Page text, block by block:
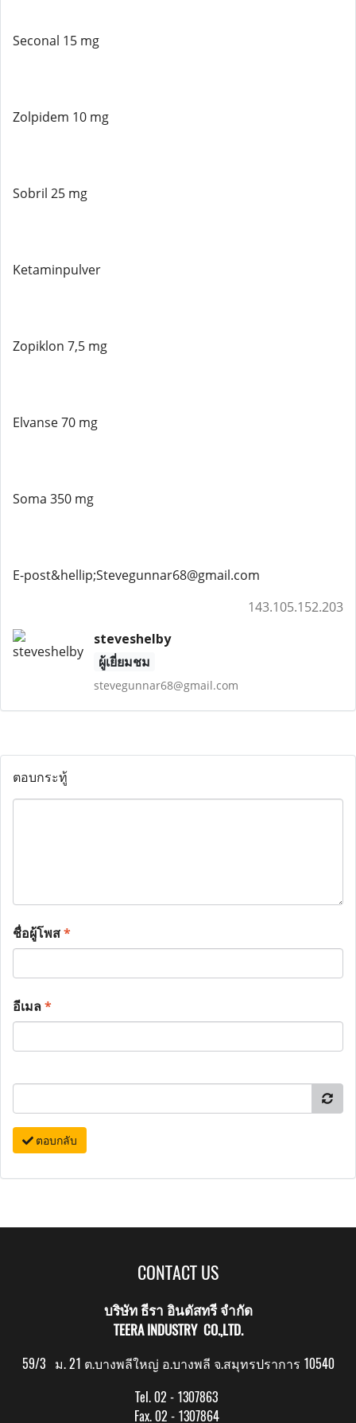
Seconal 15 mg
Zolpidem 10 mg
Sobril 25 mg
Ketaminpulver
Zopiklon 7,5 mg
Elvanse 70 mg
Soma 350 mg
E-post&hellip;Stevegunnar68@gmail.com
143.105.152.203
steveshelby
ผู้เยี่ยมชม
stevegunnar68@gmail.com
ตอบกระทู้
ชื่อผู้โพส*
อีเมล*
ตอบกลับ
CONTACT US
บริษัท ธีรา อินดัสทรี จำกัด
TEERA INDUSTRY CO.,LTD.
59/3 ม. 21 ต.บางพลีใหญ่ อ.บางพลี จ.สมุทรปราการ 10540
Tel. 02 - 1307863
Fax. 02 - 1307864